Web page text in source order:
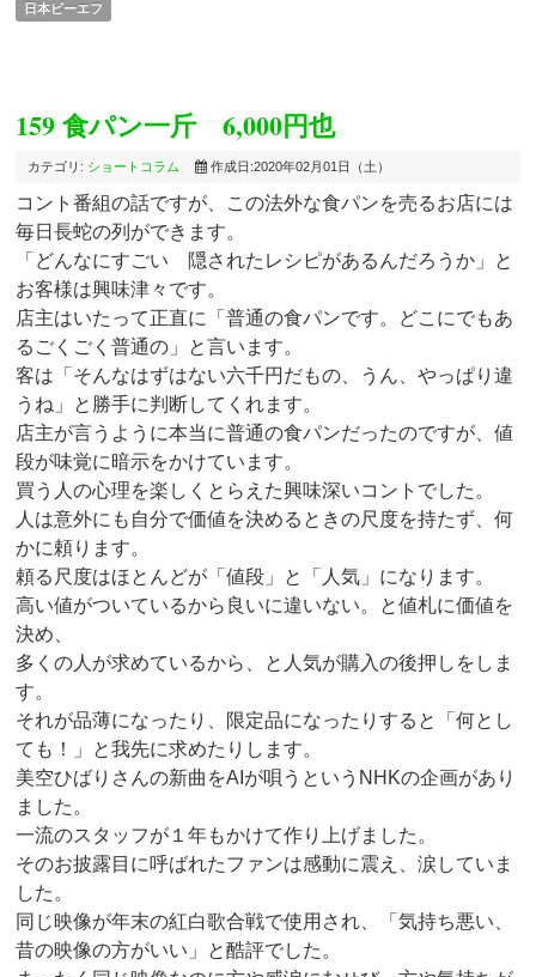
日本ビーエフ
159 食パン一斤 6,000円也
カテゴリ: ショートコラム 作成日:2020年02月01日（土）
コント番組の話ですが、この法外な食パンを売るお店には
毎日長蛇の列ができます。
「どんなにすごい 隠されたレシピがあるんだろうか」と
お客様は興味津々です。
店主はいたって正直に「普通の食パンです。どこにでもあ
るごくごく普通の」と言います。
客は「そんなはずはない六千円だもの、うん、やっぱり違
うね」と勝手に判断してくれます。
店主が言うように本当に普通の食パンだったのですが、値
段が味覚に暗示をかけています。
買う人の心理を楽しくとらえた興味深いコントでした。
人は意外にも自分で価値を決めるときの尺度を持たず、何
かに頼ります。
頼る尺度はほとんどが「値段」と「人気」になります。
高い値がついているから良いに違いない。と値札に価値を
決め、
多くの人が求めているから、と人気が購入の後押しをしま
す。
それが品薄になったり、限定品になったりすると「何とし
ても！」と我先に求めたりします。
美空ひばりさんの新曲をAIが唄うというNHKの企画があり
ました。
一流のスタッフが１年もかけて作り上げました。
そのお披露目に呼ばれたファンは感動に震え、涙していま
した。
同じ映像が年末の紅白歌合戦で使用され、「気持ち悪い、
昔の映像の方がいい」と酷評でした。